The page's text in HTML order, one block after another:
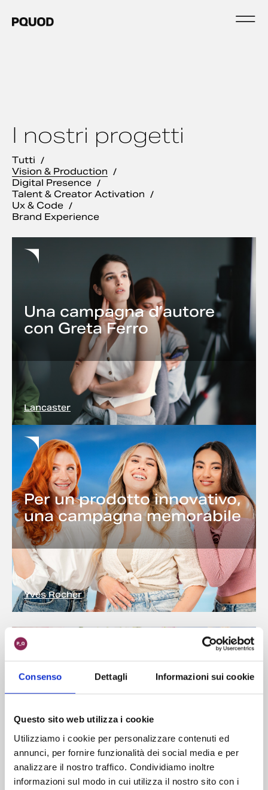
Consenso Dettagli Informazioni sui cookie
Questo sito web utilizza i cookie
Utilizziamo i cookie per personalizzare contenuti ed
annunci, per fornire funzionalità dei social media e per
analizzare il nostro traffico. Condividiamo inoltre
informazioni sul modo in cui utilizza il nostro sito con i
I nostri progetti
Tutti
Vision & Production
Digital Presence
Talent & Creator Activation
Ux & Code
Brand Experience
Una campagna d’autore
con Greta Ferro
Lancaster
Per un prodotto innovativo,
una campagna memorabile
Yves Rocher
fragranza